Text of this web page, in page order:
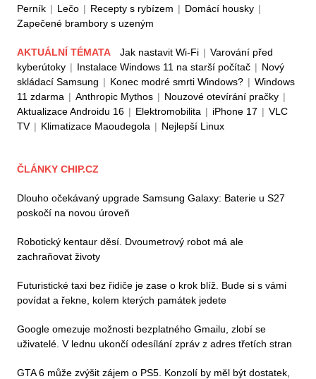
Perník | Lečo | Recepty s rybízem | Domácí housky |
Zapečené brambory s uzeným
AKTUÁLNÍ TÉMATA Jak nastavit Wi-Fi | Varování před
kyberútoky | Instalace Windows 11 na starší počítač | Nový
skládací Samsung | Konec modré smrti Windows? | Windows
11 zdarma | Anthropic Mythos | Nouzové otevírání pračky |
Aktualizace Androidu 16 | Elektromobilita | iPhone 17 | VLC
TV | Klimatizace Maoudegola | Nejlepší Linux
ČLÁNKY CHIP.CZ
Dlouho očekávaný upgrade Samsung Galaxy: Baterie u S27
poskočí na novou úroveň
Robotický kentaur děsí. Dvoumetrový robot má ale
zachraňovat životy
Futuristické taxi bez řidiče je zase o krok blíž. Bude si s vámi
povídat a řekne, kolem kterých památek jedete
Google omezuje možnosti bezplatného Gmailu, zlobí se
uživatelé. V lednu ukončí odesílání zpráv z adres třetích stran
GTA 6 může zvýšit zájem o PS5. Konzolí by měl být dostatek,